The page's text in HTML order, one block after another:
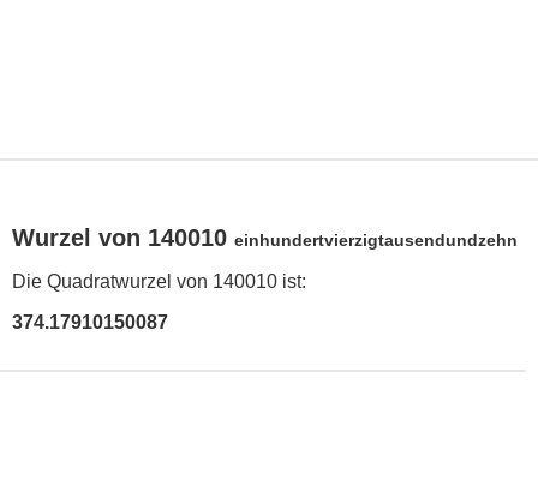
Wurzel von 140010 einhundertvierzigtausendundzehn
Die Quadratwurzel von 140010 ist:
374.17910150087